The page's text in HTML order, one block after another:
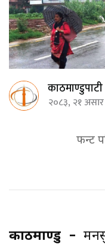
काठमाण्डुपाटी
२०८३, २१
फन्ट
काठमाण्डु –